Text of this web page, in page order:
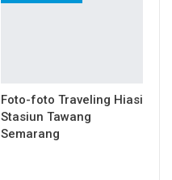
Foto-foto Traveling Hiasi
Stasiun Tawang
Semarang